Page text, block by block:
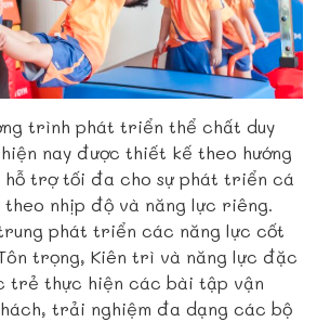
trình phát triển thể chất duy
nay được thiết kế theo hướng
hỗ trợ tối đa cho sự phát triển cá
nhịp độ và năng lực riêng.
phát triển các năng lực cốt
trọng, Kiên trì và năng lực đặc
trẻ thực hiện các bài tập vận
trải nghiệm đa dạng các bộ